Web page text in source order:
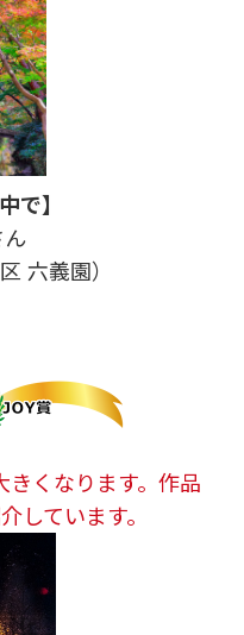
で】
六義園）
くなります。作品
しています。